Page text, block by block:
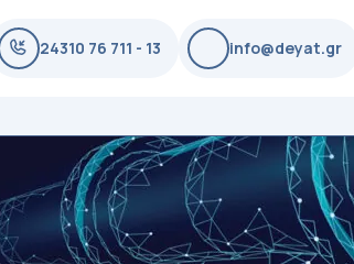
24310 76 711 - 13 info@deyat.gr